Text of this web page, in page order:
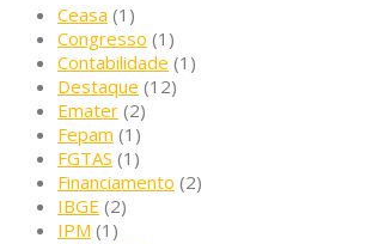
Ceasa (1)
Congresso (1)
Contabilidade (1)
Destaque (12)
Emater (2)
Fepam (1)
FGTAS (1)
Financiamento (2)
IBGE (2)
IPM (1)